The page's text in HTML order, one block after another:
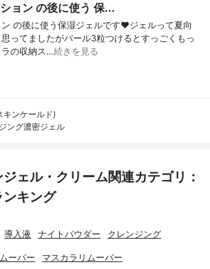
ョン の後に使う 保...
の後に使う保湿ジェルです❤️ジェルって夏向
ってましたがパール3粒つけるとすっごくもっ
ラの収納ス…続きを見る
ンケールド)
ング濃密ジェル
ェル・クリーム関連カテゴリ：
キング
導入液 ナイトパウダー クレンジング
ーバー マスカラリムーバー